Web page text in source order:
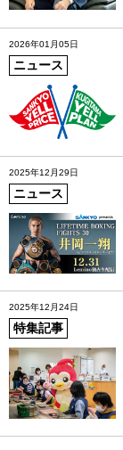
2026年01月05日
ニュース
2025年12月29日
ニュース
2025年12月24日
特集記事